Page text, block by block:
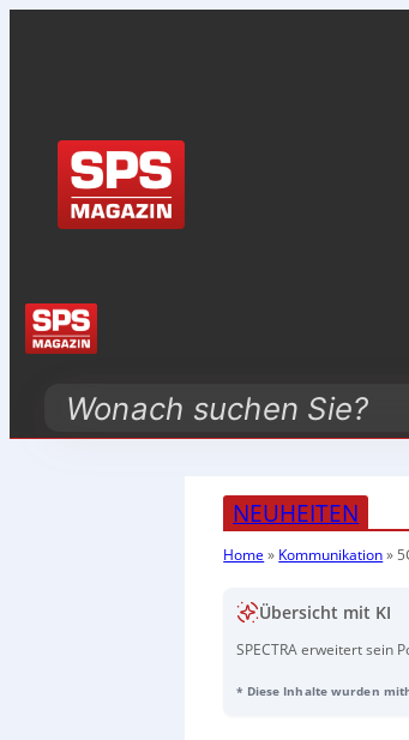
Search
NEUHEITEN
Home » Kommunikation»
Übersicht mit KI
SPECTRA erweitert sein
vollwertigem 5G und
* Diese Inhalte wurden